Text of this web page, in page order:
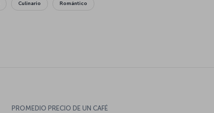
Culinario Romántico
PROMEDIO PRECIO DE UN CAFÉ